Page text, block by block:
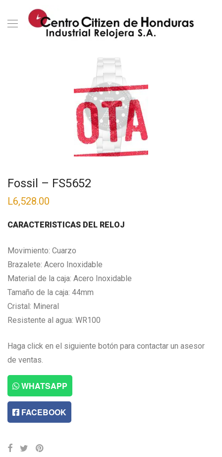
Fossil – FS5652
L6,528.00
CARACTERISTICAS DEL RELOJ
Movimiento: Cuarzo
Brazalete: Acero Inoxidable
Material de la caja: Acero Inoxidable
Tamaño de la caja: 44mm
Cristal: Mineral
Resistente al agua: WR100
Haga click en el siguiente botón para contactar un asesor
de ventas.
WHATSAPP
FACEBOOK